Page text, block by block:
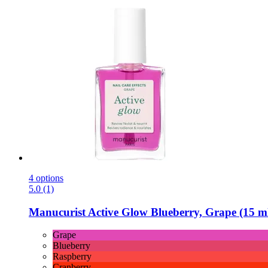
4 options
5.0 (1)
Manucurist Active Glow Blueberry, Grape (15
Grape
Blueberry
Raspberry